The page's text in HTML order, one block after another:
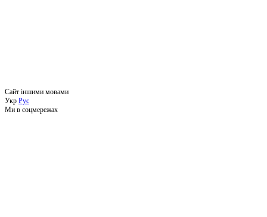
Сайт іншими мовами
Укр Рус
Ми в соцмережах